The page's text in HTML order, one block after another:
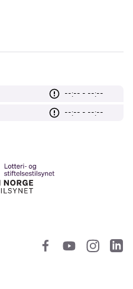
--:-- - --:--
--:-- - --:--